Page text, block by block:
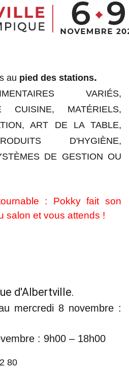
au pied des stations.
VARIÉS,
CUISINE, MATÉRIELS,
ART DE LA TABLE,
D'HYGIÈNE,
DE GESTION OU
: Pokky fait son
salon et vous attends !
d'Albertville.
mercredi 8 novembre :
bre : 9h00 – 18h00
80